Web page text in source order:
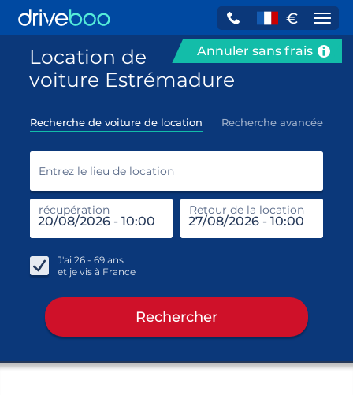
€
Annuler sans frais
Location de
voiture Estrémadure
Recherche de voiture de location Recherche avancée
Entrez le lieu de location
récupération Retour de la location
J'ai 26 - 69 ans
et je vis à France
Rechercher